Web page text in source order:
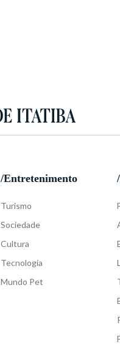
/Entretenimento
Turismo
Sociedade
Cultura
Tecnologia
Mundo Pet